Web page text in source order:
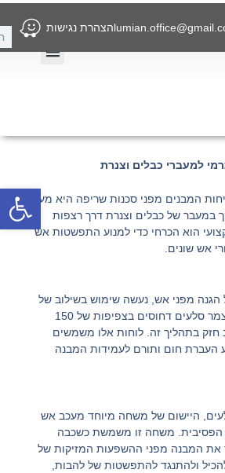
הצהרת נגישות
למעברי כבלים וצנרת
המבנים מפני סכנות שריפה היא מעל
במעבר של כבלים וצנרת דרך רצפות
הוא הכרחי כדי למנוע התפשטות אש
אש שונים.
הגנה מפני אש, נעשה שימוש בשילוב של
חומרים וטכניקות. לוחות צמר סלעים דחוסים בצפיפות של 150
בתהליך זה. לוחות אלו משמשים
העברת חום ותורם לעמידות המבנה
היישום של משחה מיוחד מעכב אש
משחה זו משמשת כשכבה
את המבנה מפני ההשפעות המזיקות של
ולהתנגד להתפשטות של להבות,